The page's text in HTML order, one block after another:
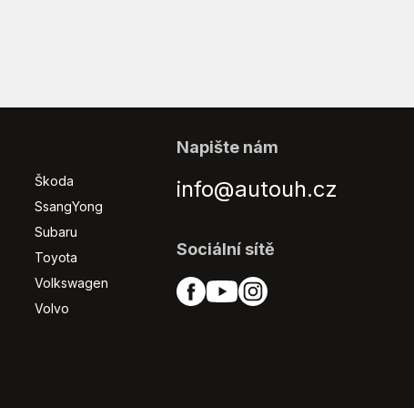
Škoda
SsangYong
Subaru
Toyota
Volkswagen
Volvo
Napište nám
info@autouh.cz
Sociální sítě